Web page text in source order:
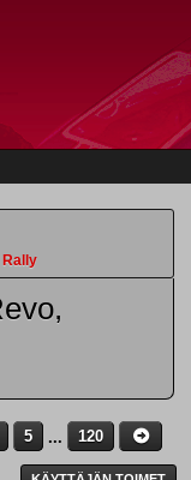
Rally
5 ... 120